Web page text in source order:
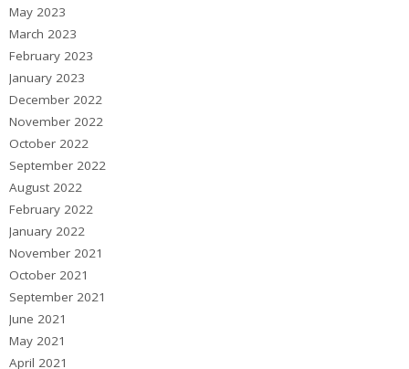
May 2023
March 2023
February 2023
January 2023
December 2022
November 2022
October 2022
September 2022
August 2022
February 2022
January 2022
November 2021
October 2021
September 2021
June 2021
May 2021
April 2021